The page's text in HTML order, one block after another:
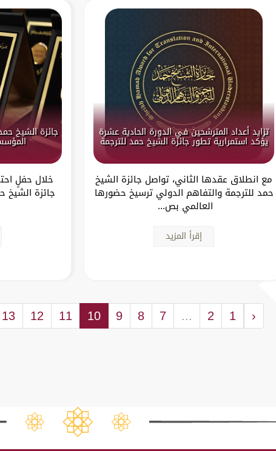
تزايد أعداد المترشحين في الدورة الحادية عشرة
يؤكد استمرارية تطور جائزة الشيخ حمد للترجمة
مع انطلاق عقدها الثاني، تواصل جائزة الشيخ
حمد للترجمة والتفاهم الدولي ترسيخ حضورها
العالمي بص...
إقرأ المزيد
جائزة الشيخ
خلال حفلٍ
جائزة الشيخ
‹
1
2
...
7
8
9
10
11
12
13